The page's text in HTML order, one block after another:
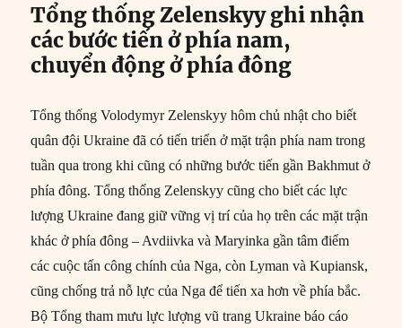
Tổng thống Zelenskyy ghi nhận
các bước tiến ở phía nam,
chuyển động ở phía đông
Tổng thống Volodymyr Zelenskyy hôm chủ nhật cho biết
quân đội Ukraine đã có tiến triển ở mặt trận phía nam trong
tuần qua trong khi cũng có những bước tiến gần Bakhmut ở
phía đông. Tổng thống Zelenskyy cũng cho biết các lực
lượng Ukraine đang giữ vững vị trí của họ trên các mặt trận
khác ở phía đông – Avdiivka và Maryinka gần tâm điểm
các cuộc tấn công chính của Nga, còn Lyman và Kupiansk,
cũng chống trả nỗ lực của Nga để tiến xa hơn về phía bắc.
Bộ Tổng tham mưu lực lượng vũ trang Ukraine báo cáo